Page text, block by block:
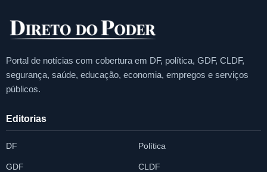
Portal de notícias com cobertura em DF, política, GDF, CLDF,
segurança, saúde, educação, economia, empregos e serviços
públicos.
Editorias
DF Política
GDF CLDF